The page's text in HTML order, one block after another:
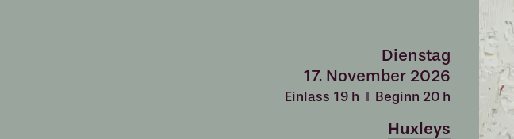
Dienstag
17. November 2026
Einlass 19 h Beginn 20 h
Huxleys